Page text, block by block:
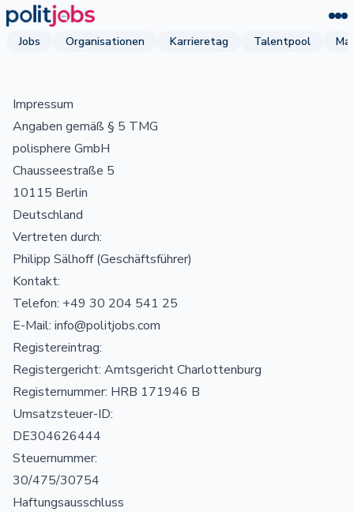
Jobs Organisationen Karrieretag Talentpool
Impressum
Angaben gemäß § 5 TMG
polisphere GmbH
Chausseestraße 5
10115 Berlin
Deutschland
Vertreten durch:
Philipp Sälhoff (Geschäftsführer)
Kontakt:
Telefon: +49 30 204 541 25
E-Mail: info@politjobs.com
Registereintrag:
Registergericht: Amtsgericht Charlottenburg
Registernummer: HRB 171946 B
Umsatzsteuer-ID:
DE304626444
Steuernummer:
30/475/30754
Haftungsausschluss